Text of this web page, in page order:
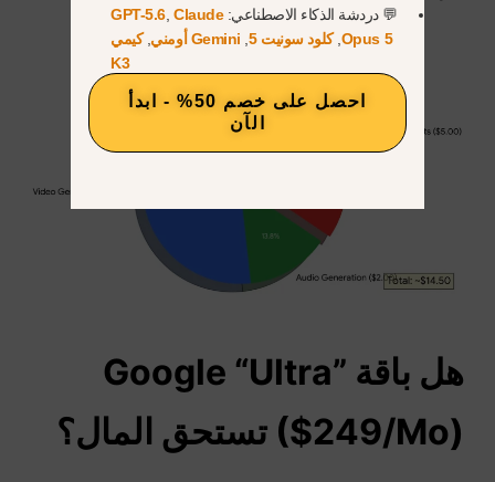
هل باقة Google “Ultra”
($249/Mo) تستحق المال؟
💬 دردشة الذكاء الاصطناعي: GPT-5.6, Claude
Opus 5
,كلود سونيت 5 , Gemini أومني ,كيمي
K3
احصل على خصم 50% - ابدأ
الآن